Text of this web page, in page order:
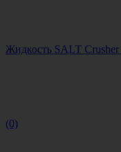
Жидкость SALT
(0)